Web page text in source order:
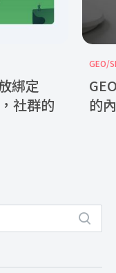
綁定
社群的
GEO/
的